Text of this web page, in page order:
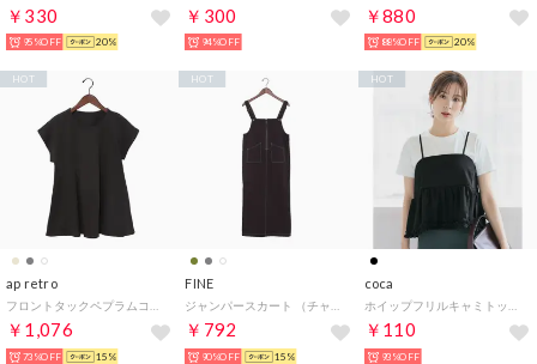
￥330
95%OFF 20%
￥300
94%OFF
￥880
88%OFF 20%
ap retro
￥1,076
HOT
73%OFF 15%
FINE
￥792
HOT
90%OFF 15%
coca
￥110
HOT
93%OFF